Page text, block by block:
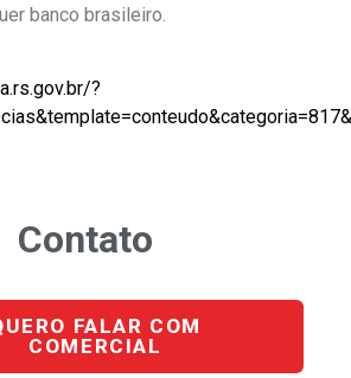
banco brasileiro.
?
Contato
FALAR COM
COMERCIAL